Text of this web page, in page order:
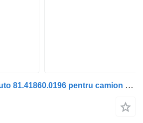
Cutie acumulator auto 81.41860.0196 pentru camion MAN TGA | 00